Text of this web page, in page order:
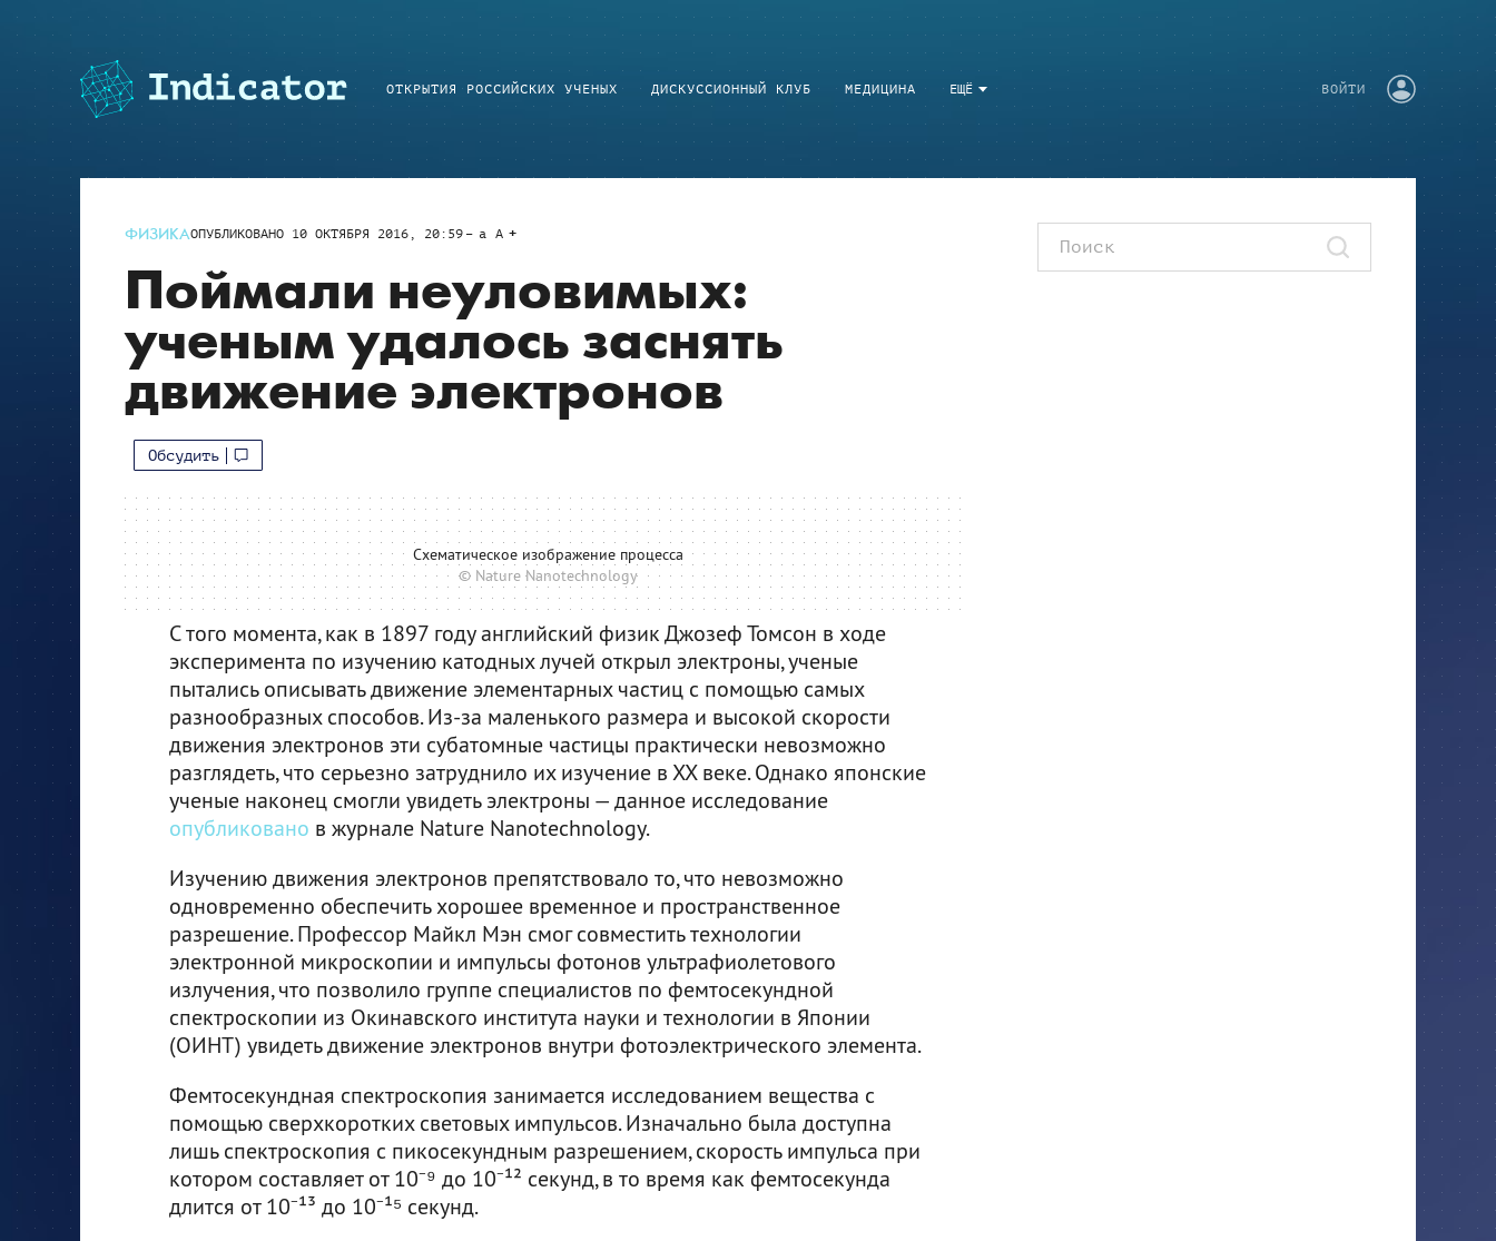
ЕЩЁ
ОТКРЫТИЯ РОССИЙСКИХ УЧЕНЫХ ДИСКУССИОННЫЙ КЛУБ МЕДИЦИНА ВОЙТИ
ФИЗИКАОПУБЛИКОВАНО 10 ОКТЯБРЯ 2016, 20:59 a A
Поймали неуловимых:
ученым удалось заснять
движение электронов
Обсудить
Схематическое изображение процесса
© Nature Nanotechnology
С того момента, как в 1897 году английский физик Джозеф Томсон в ходе
эксперимента по изучению катодных лучей открыл электроны, ученые
пытались описывать движение элементарных частиц с помощью самых
разнообразных способов. Из-за маленького размера и высокой скорости
движения электронов эти субатомные частицы практически невозможно
разглядеть, что серьезно затруднило их изучение в ХХ веке. Однако японские
ученые наконец смогли увидеть электроны — данное исследование
опубликовано в журнале Nature Nanotechnology.
Изучению движения электронов препятствовало то, что невозможно
одновременно обеспечить хорошее временное и пространственное
разрешение. Профессор Майкл Мэн смог совместить технологии
электронной микроскопии и импульсы фотонов ультрафиолетового
излучения, что позволило группе специалистов по фемтосекундной
спектроскопии из Окинавского института науки и технологии в Японии
(ОИНТ) увидеть движение электронов внутри фотоэлектрического элемента.
Фемтосекундная спектроскопия занимается исследованием вещества с
помощью сверхкоротких световых импульсов. Изначально была доступна
лишь спектроскопия с пикосекундным разрешением, скорость импульса при
котором составляет от 10⁻⁹ до 10⁻¹² секунд, в то время как фемтосекунда
длится от 10⁻¹³ до 10⁻¹⁵ секунд.